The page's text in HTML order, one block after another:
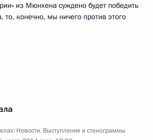
из Мюнхена суждено будет победить
то, конечно, мы ничего против этого
Новости, Выступления и стенограммы